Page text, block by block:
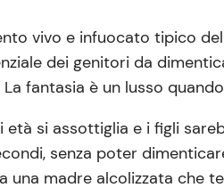
vivo e infuocato tipico
dei genitori da
fantasia è un lusso
si assottiglia e i figli
senza poter
madre alcolizzata che